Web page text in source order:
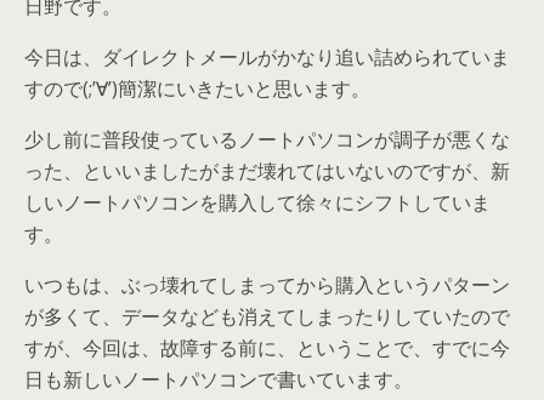
日野です。
今日は、ダイレクトメールがかなり追い詰められていま
すので(;’∀’)簡潔にいきたいと思います。
少し前に普段使っているノートパソコンが調子が悪くな
った、といいましたがまだ壊れてはいないのですが、新
しいノートパソコンを購入して徐々にシフトしていま
す。
いつもは、ぶっ壊れてしまってから購入というパターン
が多くて、データなども消えてしまったりしていたので
すが、今回は、故障する前に、ということで、すでに今
日も新しいノートパソコンで書いています。